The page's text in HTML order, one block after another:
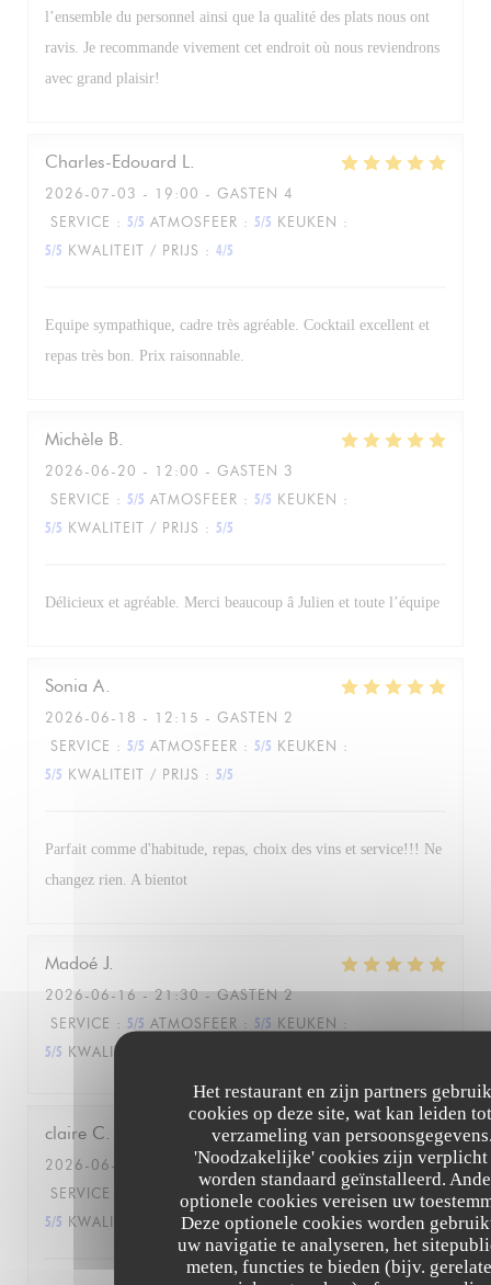
Het restaurant en zijn partners
cookies op deze site, wat kan leiden
verzameling van
'Noodzakelijke' cookies zijn verplicht
worden standaard geïnstalleerd.
optionele cookies vereisen uw
Deze optionele cookies worden
uw navigatie te analyseren, het
meten, functies te bieden (bijv.
l’ensemble du personnel ainsi que la qualité des plats nous ont
ravis. Je recommande vivement cet endroit où nous reviendrons
avec grand plaisir!
Charles-Edouard L
2026-07-03 - 19:00 - GASTEN 4
SERVICE : 5/5 ATMOSFEER : 5/5 KEUKEN :
5/5 KWALITEIT / PRIJS : 4/5
Equipe sympathique, cadre très agréable. Cocktail excellent et
repas très bon. Prix raisonnable.
Michèle B
2026-06-20 - 12:00 - GASTEN 3
SERVICE : 5/5 ATMOSFEER : 5/5 KEUKEN :
5/5 KWALITEIT / PRIJS : 5/5
Délicieux et agréable. Merci beaucoup â Julien et toute l’équipe
Sonia A
2026-06-18 - 12:15 - GASTEN 2
SERVICE : 5/5 ATMOSFEER : 5/5 KEUKEN :
5/5 KWALITEIT / PRIJS : 5/5
Parfait comme d'habitude, repas, choix des vins et service!!! Ne
changez rien. A bientot
Madoé J
2026-06-16- 21:30 - GASTEN 2
SERVICE : 5/5 ATMOSFEER : 5/5 KEUKEN :
5/5 KWALITEIT / PRIJS
claire C
2026-06-17
- 12:15 - GASTEN 3
SERVICE
ATMOSFEER : KEUKEN
:
5/5 KWALITEIT / PRIJS: 5 /5